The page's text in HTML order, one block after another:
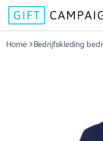
Home Bedrijfskleding